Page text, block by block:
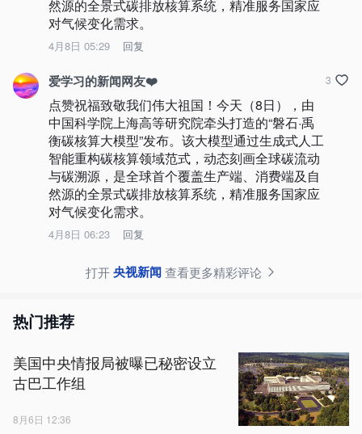
然源的全景式碳排放核算系统，精准服务国家应
对气候变化需求。
4月8日 05:29 回复
爱学习的新闻网友❤️
点赞祝福致敬我们伟大祖国！今天（8日），由
中国科学院上海高等研究院牵头打造的“磐石·禹
衡碳核算大模型”发布。该大模型通过生成式人工
智能重构碳核算领域范式，动态刻画全球碳流动
与碳溯源，是全球首个覆盖生产端、消费端及自
然源的全景式碳排放核算系统，精准服务国家应
对气候变化需求。
4月8日 06:23 回复
3
打开央视新闻查看更多精彩评论
热门推荐
美国中央情报局被曝已秘密设立
古巴工作组
8月6日 12:36